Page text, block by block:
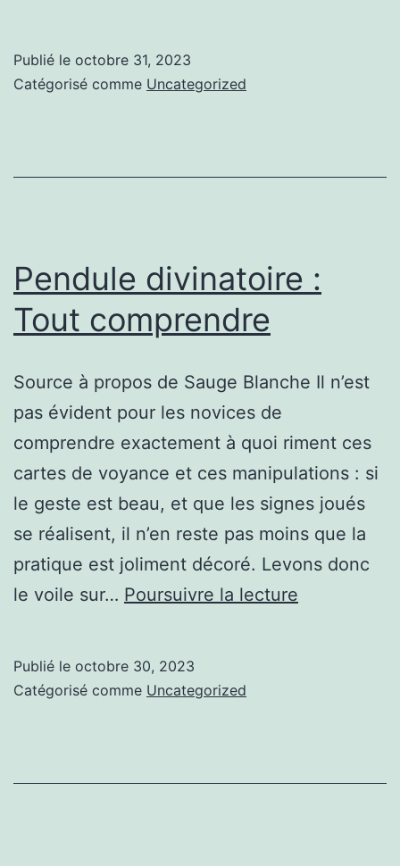
Publié le octobre 31, 2023
Catégorisé comme Uncategorized
Pendule divinatoire :
Tout comprendre
Source à propos de Sauge Blanche Il n’est
pas évident pour les novices de
comprendre exactement à quoi riment ces
cartes de voyance et ces manipulations : si
le geste est beau, et que les signes joués
se réalisent, il n’en reste pas moins que la
pratique est joliment décoré. Levons donc
le voile sur… Poursuivre la lecture
Publié le octobre 30, 2023
Catégorisé comme Uncategorized